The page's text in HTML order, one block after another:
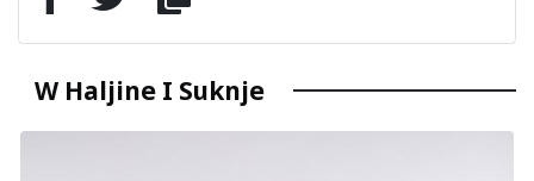
W Haljine I Suknje